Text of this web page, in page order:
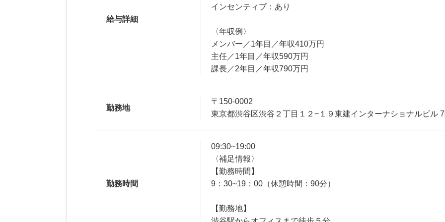
給与詳細
インセンティブ：あり
〈年収例〉
メンバー／1年目／年収410万円
主任／1年目／年収590万円
課長／2年目／年収790万円
勤務地
〒150-0002
東京都渋谷区渋谷２丁目１２−１９東建インターナショナルビル
勤務時間
09:30~19:00
〈補足情報〉
【勤務時間】
9：30~19：00（休憩時間：90分）
【勤務地】